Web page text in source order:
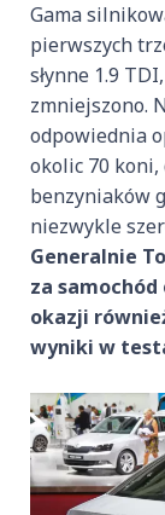
Gama
pierwszych
słynne 1.9
zmniejszono.
odpowiednia
okolic 70 koni,
benzyniaków
niezwykle
Generalnie
za
okazji
wyniki w